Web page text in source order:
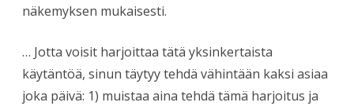
näkemyksen mukaisesti.
… Jotta voisit harjoittaa tätä yksinkertaista
käytäntöä, sinun täytyy tehdä vähintään kaksi asiaa
joka päivä: 1) muistaa aina tehdä tämä harjoitus ja